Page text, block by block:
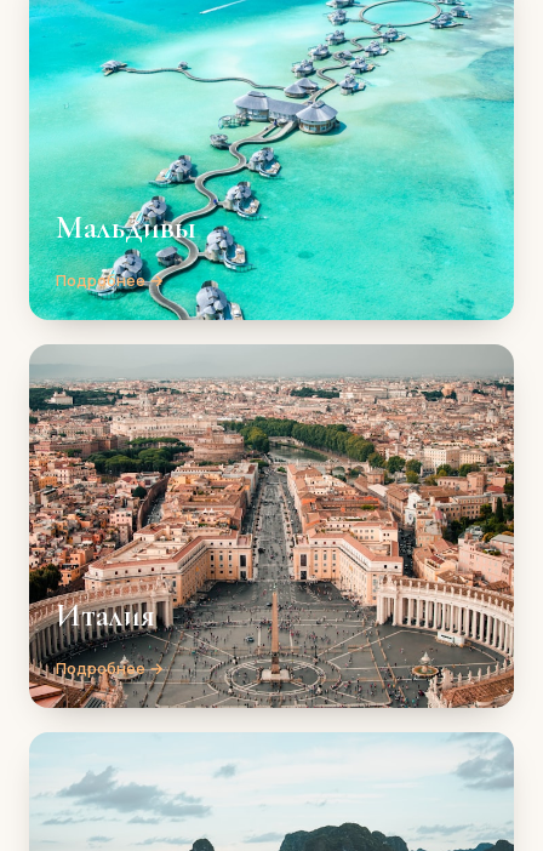
Мальдивы
Подробнее →
Италия
Подробнее →